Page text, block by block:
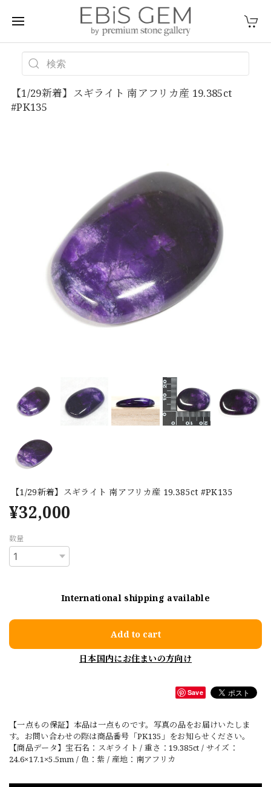
【1/29新着】スギライト 南アフリカ産 19.385ct
#PK135
【1/29新着】スギライト 南アフリカ産 19.385ct #PK135
¥32,000
数量
International shipping available
Add to cart
日本国内にお住まいの方向け
Save
【一点もの保証】本品は一点ものです。写真の品をお届けいたしま
す。お問い合わせの際は商品番号「PK135」をお知らせください。
【商品データ】宝石名：スギライト / 重さ：19.385ct / サイズ：
24.6×17.1×5.5mm / 色：紫 / 産地：南アフリカ